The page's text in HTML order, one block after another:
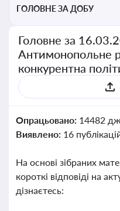
ГОЛОВНЕ ЗА ДОБУ
Головне за
Антимонопольне
конкурентна
Опрацьовано: 14482
Виявлено: 16
На основі зібраних
короткі відповіді на
дізнаєтесь: